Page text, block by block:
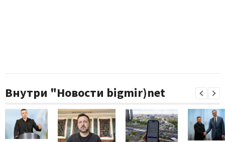
Внутри "Новости bigmir)net